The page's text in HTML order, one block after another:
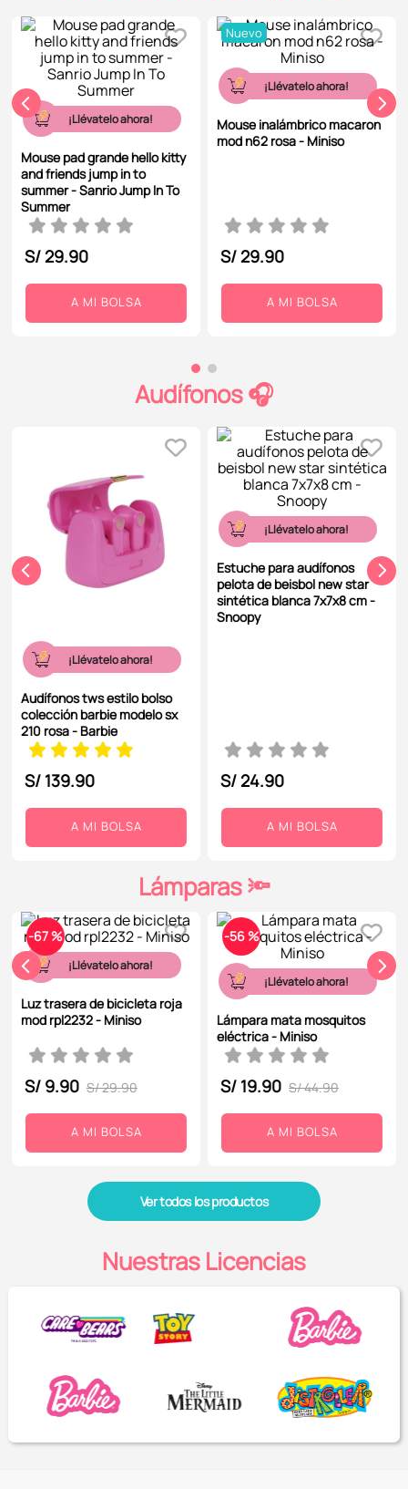
¡Llévatelo ahora!
Mouse pad grande hello kitty
and friends jump in to
summer - Sanrio Jump In To
Summer
S/29.90
A MI BOLSA
Nuevo
¡Llévatelo ahora!
Mouse inalámbrico macaron
mod n62 rosa - Miniso
S/29.90
A MI BOLSA
Audífonos 🎧
¡Llévatelo ahora!
Audífonos tws estilo bolso
colección barbie modelo sx
210 rosa - Barbie
S/ 139.90
A MI BOLSA
¡Llévatelo ahora!
Estuche para audífonos
pelota de beisbol new star
sintética blanca 7x7x8 cm -
Snoopy
S/24.90
A MI BOLSA
Lámparas 🔦
-67 %
¡Llévatelo ahora!
Luz trasera de bicicleta roja
mod rpl2232 - Miniso
S/29.90
S/ 9.90
A MI BOLSA
-56 %
¡Llévatelo ahora!
Lámpara mata mosquitos
eléctrica - Miniso
S/44.90
S/ 19.90
A MI BOLSA
Ver todos los productos
Nuestras Licencias